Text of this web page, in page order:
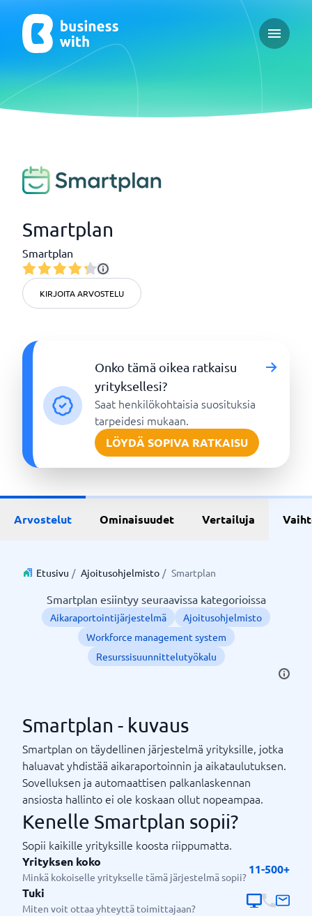
Open
Smartplan
Smartplan
KIRJOITA ARVOSTELU
Onko tämä oikea ratkaisu
yrityksellesi?
Saat henkilökohtaisia suosituksia
tarpeidesi mukaan.
LÖYDÄ SOPIVA RATKAISU
Arvostelut Ominaisuudet Vertailuja
Etusivu / Ajoitusohjelmisto / Smartplan
Smartplan esiintyy seuraavissa kategorioissa
Aikaraportointijärjestelmä
Ajoitusohjelmisto
Workforce management system
Resurssisuunnittelutyökalu
Smartplan - kuvaus
Smartplan on täydellinen järjestelmä yrityksille, jotka
haluavat yhdistää aikaraportoinnin ja aikataulutuksen.
Sovelluksen ja automaattisen palkanlaskennan
ansiosta hallinto ei ole koskaan ollut nopeampaa.
Kenelle Smartplan sopii?
Sopii kaikille yrityksille koosta riippumatta.
Yrityksen koko
Minkä kokoiselle yritykselle tämä järjestelmä sopii?
11-500+
Tuki
Miten voit ottaa yhteyttä toimittajaan?